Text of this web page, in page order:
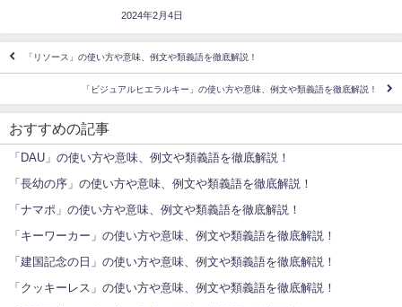
2024年2月4日
「リソース」の使い方や意味、例文や類義語を徹底解説！
「ビジュアルヒエラルキー」の使い方や意味、例文や類義語を徹底解説！
おすすめの記事
「DAU」の使い方や意味、例文や類義語を徹底解説！
「長幼の序」の使い方や意味、例文や類義語を徹底解説！
「ナマポ」の使い方や意味、例文や類義語を徹底解説！
「キーワーカー」の使い方や意味、例文や類義語を徹底解説！
「建国記念の日」の使い方や意味、例文や類義語を徹底解説！
「クッキーレス」の使い方や意味、例文や類義語を徹底解説！